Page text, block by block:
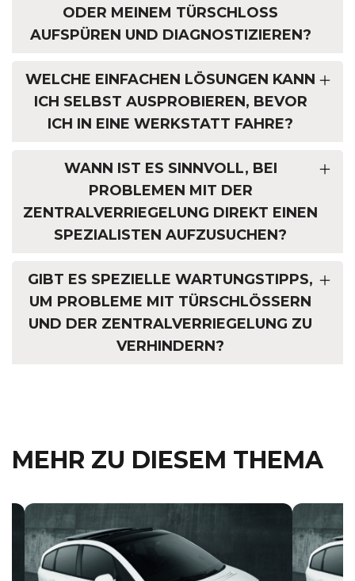
ODER MEINEM TÜRSCHLOSS
AUFSPÜREN UND DIAGNOSTIZIEREN?
WELCHE EINFACHEN LÖSUNGEN KANN
ICH SELBST AUSPROBIEREN, BEVOR
ICH IN EINE WERKSTATT FAHRE?
WANN IST ES SINNVOLL, BEI
PROBLEMEN MIT DER
ZENTRALVERRIEGELUNG DIREKT EINEN
SPEZIALISTEN AUFZUSUCHEN?
GIBT ES SPEZIELLE WARTUNGSTIPPS,
UM PROBLEME MIT TÜRSCHLÖSSERN
UND DER ZENTRALVERRIEGELUNG ZU
VERHINDERN?
MEHR ZU DIESEM THEMA